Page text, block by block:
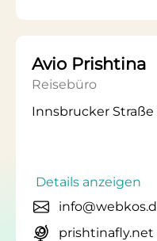
Avio Prishtina
Reisebüro
Innsbrucker
Details anzeigen
prishtinafly.net